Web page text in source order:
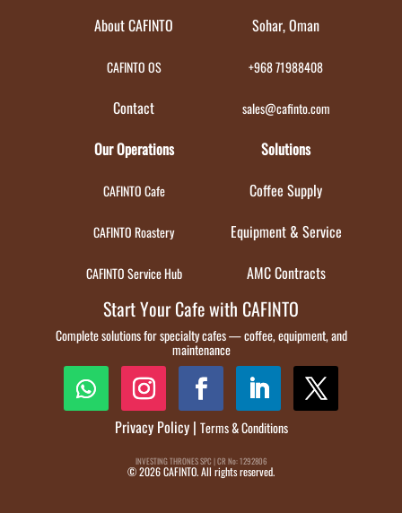
Sohar, Oman
+968 71988408
sales@cafinto.com
About CAFINTO
CAFINTO OS
Contact
Solutions
Coffee Supply
Equipment & Service
AMC Contracts
Our Operations
CAFINTO Cafe
CAFINTO Roastery
CAFINTO Service Hub
Start Your Cafe with CAFINTO
Complete solutions for specialty cafes — coffee, equipment, and
maintenance
Privacy Policy| Terms & Conditions
INVESTING THRONES SPC | CR No: 1292806
© 2026 CAFINTO. All rights reserved.